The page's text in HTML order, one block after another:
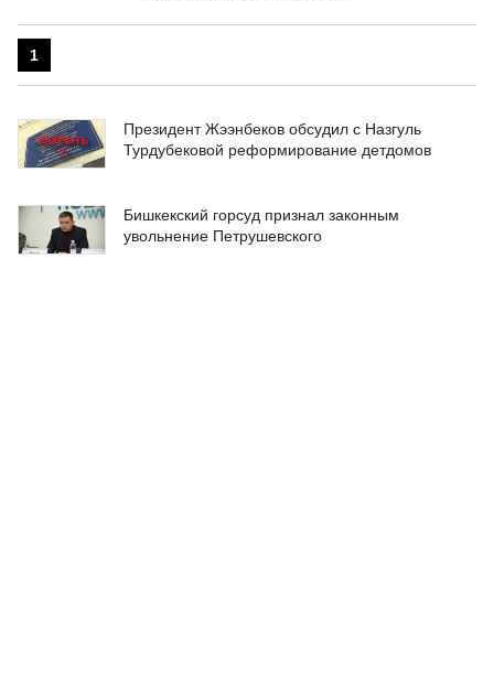
1
Президент Жээнбеков обсудил с Назгуль
Турдубековой реформирование детдомов
Бишкекский горсуд признал законным
увольнение Петрушевского